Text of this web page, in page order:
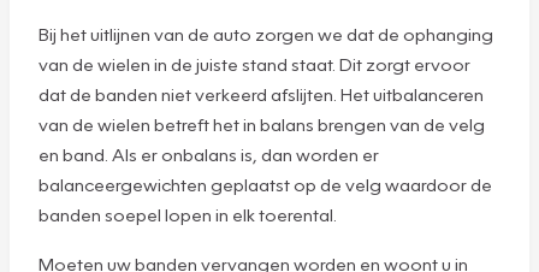
Bij het uitlijnen van de auto zorgen we dat de ophanging
van de wielen in de juiste stand staat. Dit zorgt ervoor
dat de banden niet verkeerd afslijten. Het uitbalanceren
van de wielen betreft het in balans brengen van de velg
en band. Als er onbalans is, dan worden er
balanceergewichten geplaatst op de velg waardoor de
banden soepel lopen in elk toerental.
Moeten uw banden vervangen worden en woont u in